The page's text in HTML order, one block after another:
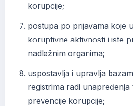
korupcije;
postupa po prijavama koje
koruptivne aktivnosti i iste
nadležnim organima;
uspostavlja i upravlja
registrima radi
prevencije korupcije;